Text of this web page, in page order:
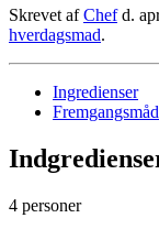
Skrevet afChefd.
hverdagsmad.
Ingredienser
4 personer